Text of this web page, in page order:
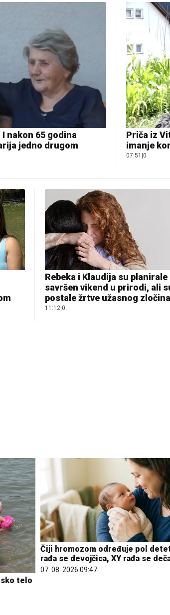
nakon 65 godina
jedno drugom
Priča iz
imanje
07:51 0
Rebeka i Klaudija su planirale
savršen vikend u prirodi, ali
postale žrtve užasnog zločina
11:12| 0
telo
Čiji hromozom određuje pol
rađa se devojčica, XY rađa se
07. 08. 2026 09:47